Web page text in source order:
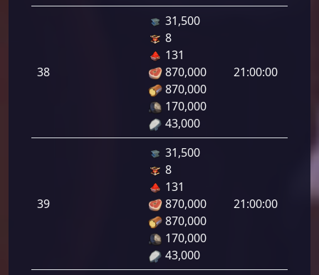
38
31,500
8
131
870,000
870,000
170,000
43,000
21:00:00
39
31,500
8
131
870,000
870,000
170,000
43,000
21:00:00
رامي